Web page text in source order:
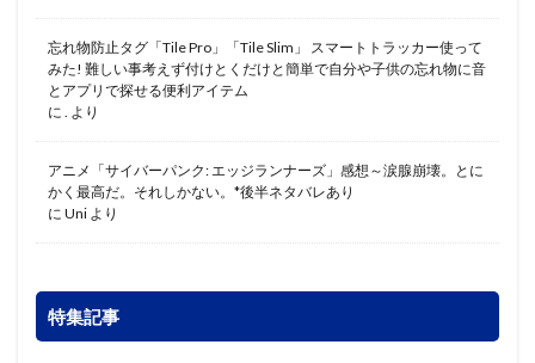
忘れ物防止タグ「Tile Pro」「Tile Slim」 スマートトラッカー使って
みた! 難しい事考えず付けとくだけと簡単で自分や子供の忘れ物に音
とアプリで探せる便利アイテム
に . より
アニメ「サイバーパンク: エッジランナーズ」感想～涙腺崩壊。とに
かく最高だ。それしかない。*後半ネタバレあり
に Uni より
特集記事